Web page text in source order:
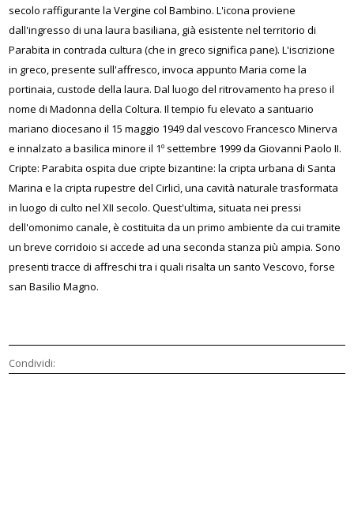
secolo raffigurante la Vergine col Bambino. L'icona proviene
dall'ingresso di una laura basiliana, già esistente nel territorio di
Parabita in contrada cultura (che in greco significa pane). L'iscrizione
in greco, presente sull'affresco, invoca appunto Maria come la
portinaia, custode della laura. Dal luogo del ritrovamento ha preso il
nome di Madonna della Coltura. Il tempio fu elevato a santuario
mariano diocesano il 15 maggio 1949 dal vescovo Francesco Minerva
e innalzato a basilica minore il 1º settembre 1999 da Giovanni Paolo II.
Cripte: Parabita ospita due cripte bizantine: la cripta urbana di Santa
Marina e la cripta rupestre del Cirlicì, una cavità naturale trasformata
in luogo di culto nel XII secolo. Quest'ultima, situata nei pressi
dell'omonimo canale, è costituita da un primo ambiente da cui tramite
un breve corridoio si accede ad una seconda stanza più ampia. Sono
presenti tracce di affreschi tra i quali risalta un santo Vescovo, forse
san Basilio Magno.
Condividi: